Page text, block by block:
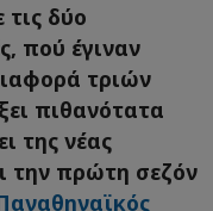
δύο
πού έγιναν
τριών
πιθανότατα
της νέας
την πρώτη σεζόν